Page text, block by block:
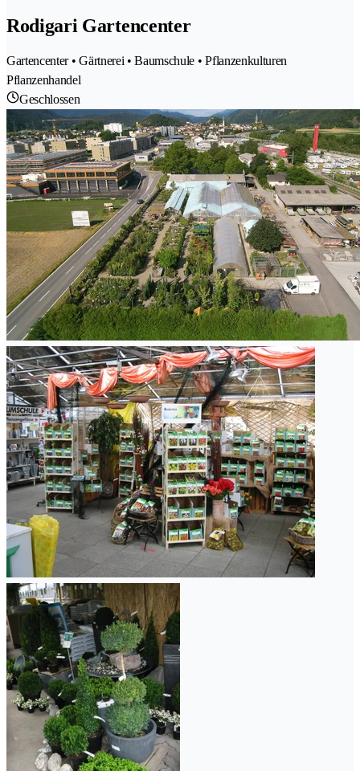
Rodigari Gartencenter
Gartencenter • Gärtnerei • Baumschule • Pflanzenkulturen
Pflanzenhandel
Geschlossen